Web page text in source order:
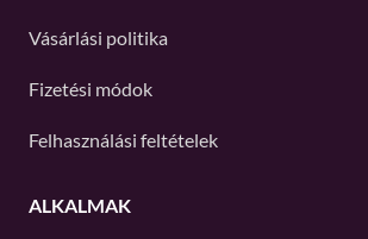
Vásárlási politika
Fizetési módok
Felhasználási feltételek
ALKALMAK